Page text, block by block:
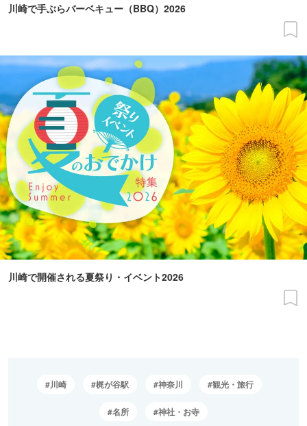
川崎で手ぶらバーベキュー（BBQ）2026
川崎で開催される夏祭り・イベント2026
川崎 梶が谷駅 神奈川 観光・旅行
名所 神社・お寺